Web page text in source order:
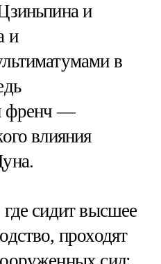
и
и
в
френч —
влияния
сидит высшее
проходят